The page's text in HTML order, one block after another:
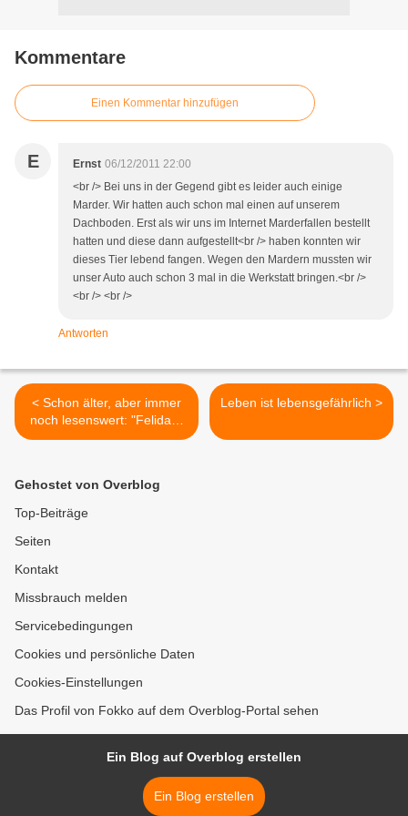
Kommentare
Einen Kommentar hinzufügen
E Ernst 06/12/2011 22:00
<br /> Bei uns in der Gegend gibt es leider auch einige
Marder. Wir hatten auch schon mal einen auf unserem
Dachboden. Erst als wir uns im Internet Marderfallen bestellt
hatten und diese dann aufgestellt<br /> haben konnten wir
dieses Tier lebend fangen. Wegen den Mardern mussten wir
unser Auto auch schon 3 mal in die Werkstatt bringen.<br />
<br /> <br />
Antworten
< Schon älter, aber immer
noch lesenswert: "Felidae"
von Akif Pirinci
Leben ist lebensgefährlich >
Gehostet von Overblog
Top-Beiträge
Seiten
Kontakt
Missbrauch melden
Servicebedingungen
Cookies und persönliche Daten
Cookies-Einstellungen
Das Profil von Fokko auf dem Overblog-Portal sehen
Ein Blog auf Overblog erstellen
Ein Blog erstellen